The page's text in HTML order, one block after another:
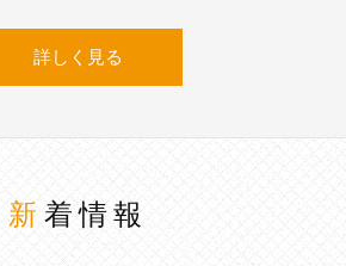
詳しく見る
新着情報